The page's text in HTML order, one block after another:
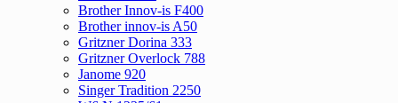
Brother Innov-is F400
Brother innov-is A50
Gritzner Dorina 333
Gritzner Overlock 788
Janome 920
Singer Tradition 2250